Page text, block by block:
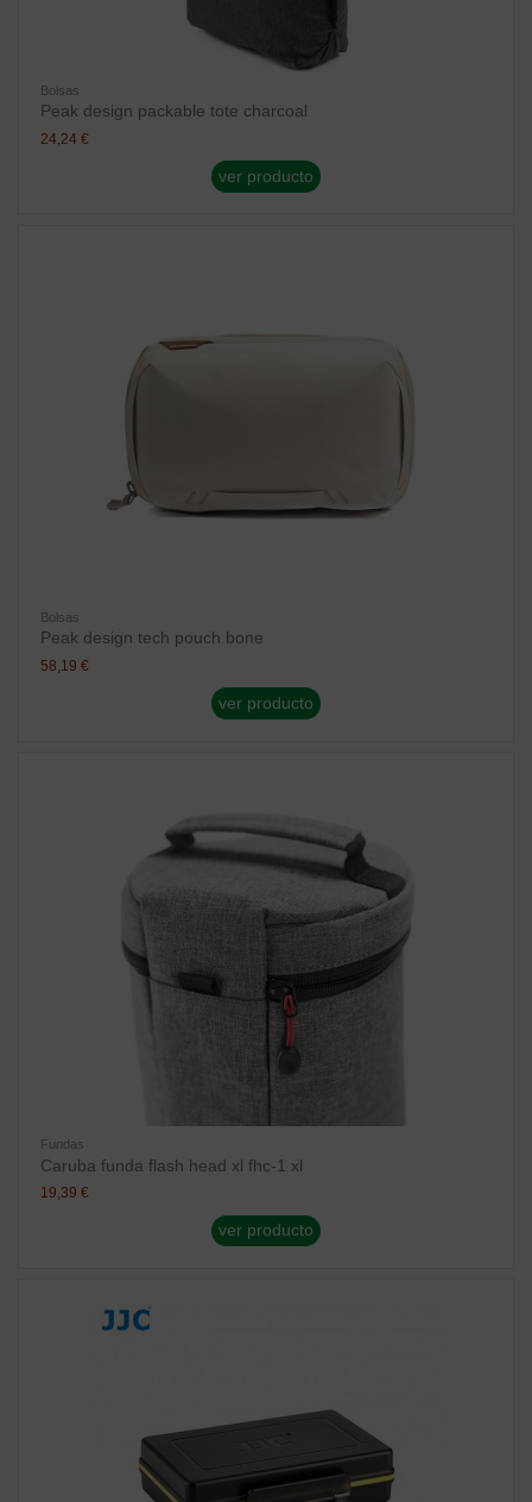
Bolsas
Peak design packable tote charcoal
24,24 €
ver producto
Bolsas
Peak design tech pouch bone
58,19 €
ver producto
Fundas
Caruba funda flash head xl fhc-1 xl
19,39 €
ver producto